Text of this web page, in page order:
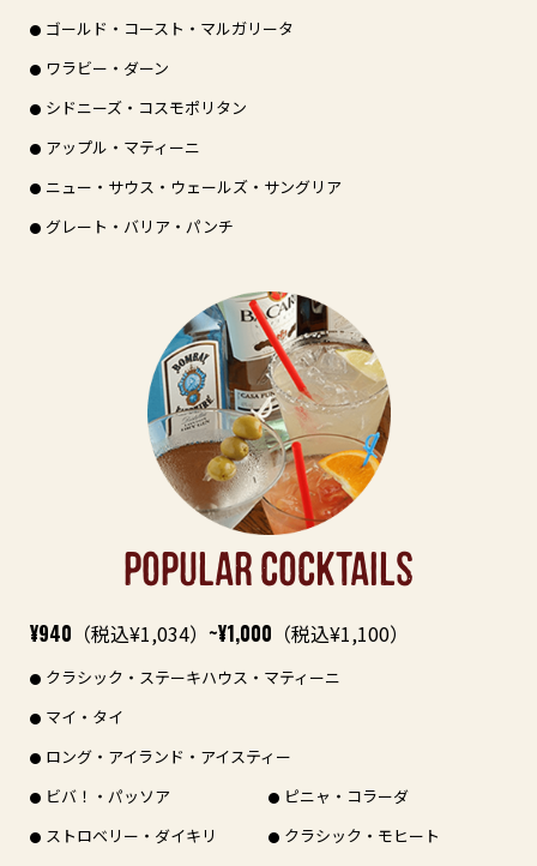
ゴールド・コースト・マルガリータ
ワラビー・ダーン
シドニーズ・コスモポリタン
アップル・マティーニ
ニュー・サウス・ウェールズ・サングリア
グレート・バリア・パンチ
POPULAR COCKTAILS
¥940 （税込¥1,034） ~¥1,000 （税込¥1,100）
クラシック・ステーキハウス・マティーニ
マイ・タイ
ロング・アイランド・アイスティー
ビバ！・パッソア
ピニャ・コラーダ
ストロベリー・ダイキリ
クラシック・モヒート